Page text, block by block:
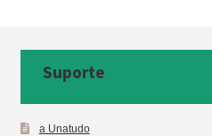
Suporte
a Unatudo